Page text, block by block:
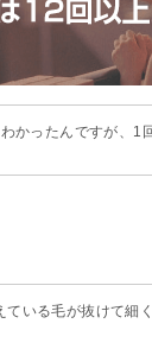
かったんですが、1
いる毛が抜けて細